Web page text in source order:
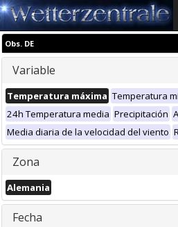
Obs. DE
Variable
Temperatura máxima Temperatura
24h Temperatura media Precipitación
Media diaria de la velocidad del viento
Zona
Alemania
Fecha